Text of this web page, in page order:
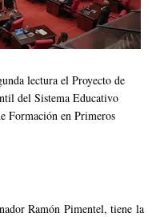
lectura el Proyecto de
del Sistema Educativo
Formación en Primeros
Ramón Pimentel, tiene la